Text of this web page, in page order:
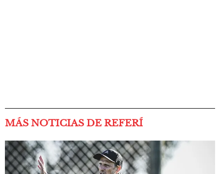
MÁS NOTICIAS DE REFERÍ